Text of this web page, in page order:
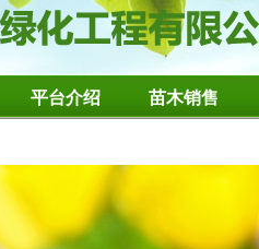
平台介绍 苗木销售